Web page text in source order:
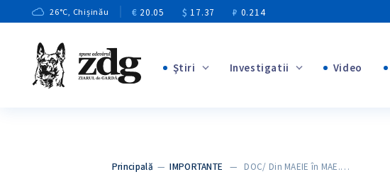
26°C, Chișinău € 20.05 $ 17.37 ₽ 0.214
Ştiri Investigatii Video
Principală —IMPORTANTE — DOC/ Din MAEIE în MAE.…